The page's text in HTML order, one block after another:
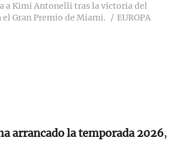
a Kimi Antonelli tras la victoria del
Gran Premio de Miami.
EUROPA
arrancado la temporada 2026,